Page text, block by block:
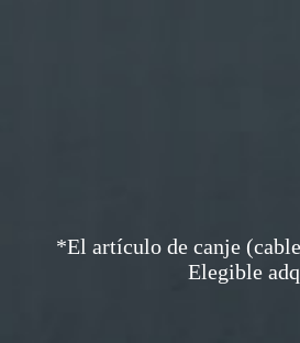
*El artículo de canje
Elegible